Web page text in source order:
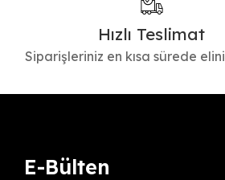
Hızlı Teslimat
Siparişleriniz en kısa sürede
E-Bülten